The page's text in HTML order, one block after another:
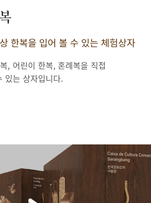
한복을 입어 볼 수 있는 체험상자
, 어린이 한복, 혼례복을 직접
있는 상자입니다.